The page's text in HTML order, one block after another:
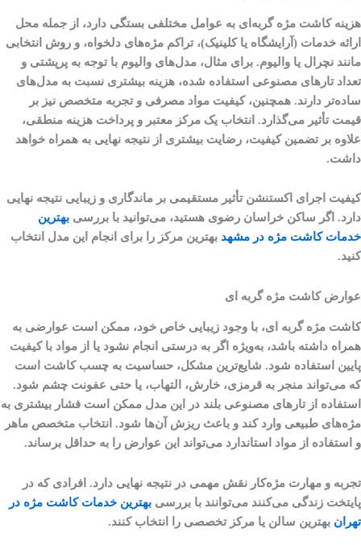
هزینه کاشت مژه گربه‌ای به عوامل مختلفی بستگی دارد، از جمله محل
ارائه خدمات (آرایشگاه یا کلینیک)، تراکم مژه‌های دلخواه، و روش انتخابی
مانند نچرال یا والیوم. برای مثال، مدل‌های والیوم با توجه به پرپشتی و
تعداد تارهای مصنوعی استفاده شده، هزینه بیشتری نسبت به مدل‌های
ساده‌تر دارند. همچنین، کیفیت مواد مصرفی و تجربه متخصص نیز بر
قیمت تأثیر می‌گذارد. انتخاب یک مرکز معتبر و پرداخت هزینه منطقی،
علاوه بر تضمین کیفیت، رضایت بیشتری از نتیجه نهایی به همراه خواهد
داشت.
کیفیت اجرای اکستنشن تأثیر مستقیمی بر ماندگاری و زیبایی نتیجه نهایی
دارد. اگر ساکن خراسان رضوی هستید، می‌توانید با بررسی بهترین
خدمات کاشت مژه در مشهد بهترین مرکز را برای انجام این مدل انتخاب
کنید.
عوارض کاشت مژه گربه ای
کاشت مژه گربه ای، با وجود زیبایی خاص خود، ممکن است عوارضی به
همراه داشته باشد، به‌ویژه اگر به درستی انجام نشود یا از مواد با کیفیت
پایین استفاده شود. شایع‌ترین مشکل، حساسیت به چسب کاشت است
که می‌تواند منجر به قرمزی، خارش، التهاب، یا حتی عفونت چشم شود.
استفاده از تارهای مصنوعی بلند در این مدل ممکن است فشار بیشتری به
مژه‌های طبیعی وارد کند و باعث ریزش آن‌ها شود. انتخاب متخصص ماهر
و استفاده از مواد استاندارد می‌تواند این عوارض را به حداقل برساند.
تجربه و مهارت مژه‌کار نقش مهمی در نتیجه نهایی دارد. افرادی که در
پایتخت زندگی می‌کنند می‌توانند با بررسی بهترین خدمات کاشت مژه در
تهران بهترین سالن یا مرکز تخصصی را انتخاب کنند.